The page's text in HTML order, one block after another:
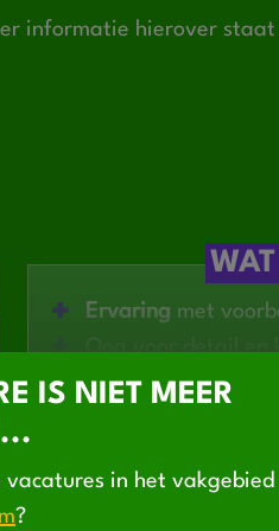
informatie hierover staat
Ervaring met
Technisch inzicht
IS NIET MEER
vacatures in het vakgebied
?